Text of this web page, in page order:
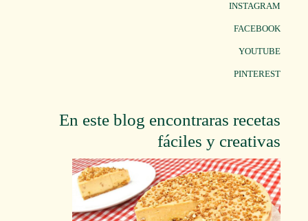
INSTAGRAM
FACEBOOK
YOUTUBE
PINTEREST
En este blog encontraras recetas
fáciles y creativas